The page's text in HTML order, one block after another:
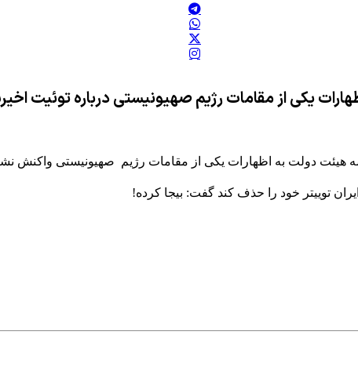
یکی از مقامات رژیم صهیونیستی درباره توئیت
دولت به اظهارات یکی از مقامات رژیم صهیونیستی واکنش
توییتر خود را حذف کند گفت: بیجا کرده!